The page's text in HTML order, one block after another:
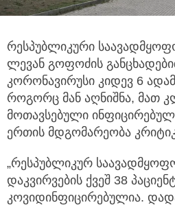
რესპუბლიკური
ლევან გოფოძის
კორონავირუსი კიდევ 6
როგორც მან აღნიშნა, მათ
მოთავსებული
ერთის მდგომარეობა
„რესპუბლიკურ
დაკვირვების ქვეშ 38
კოვიდინფიცირებულია.